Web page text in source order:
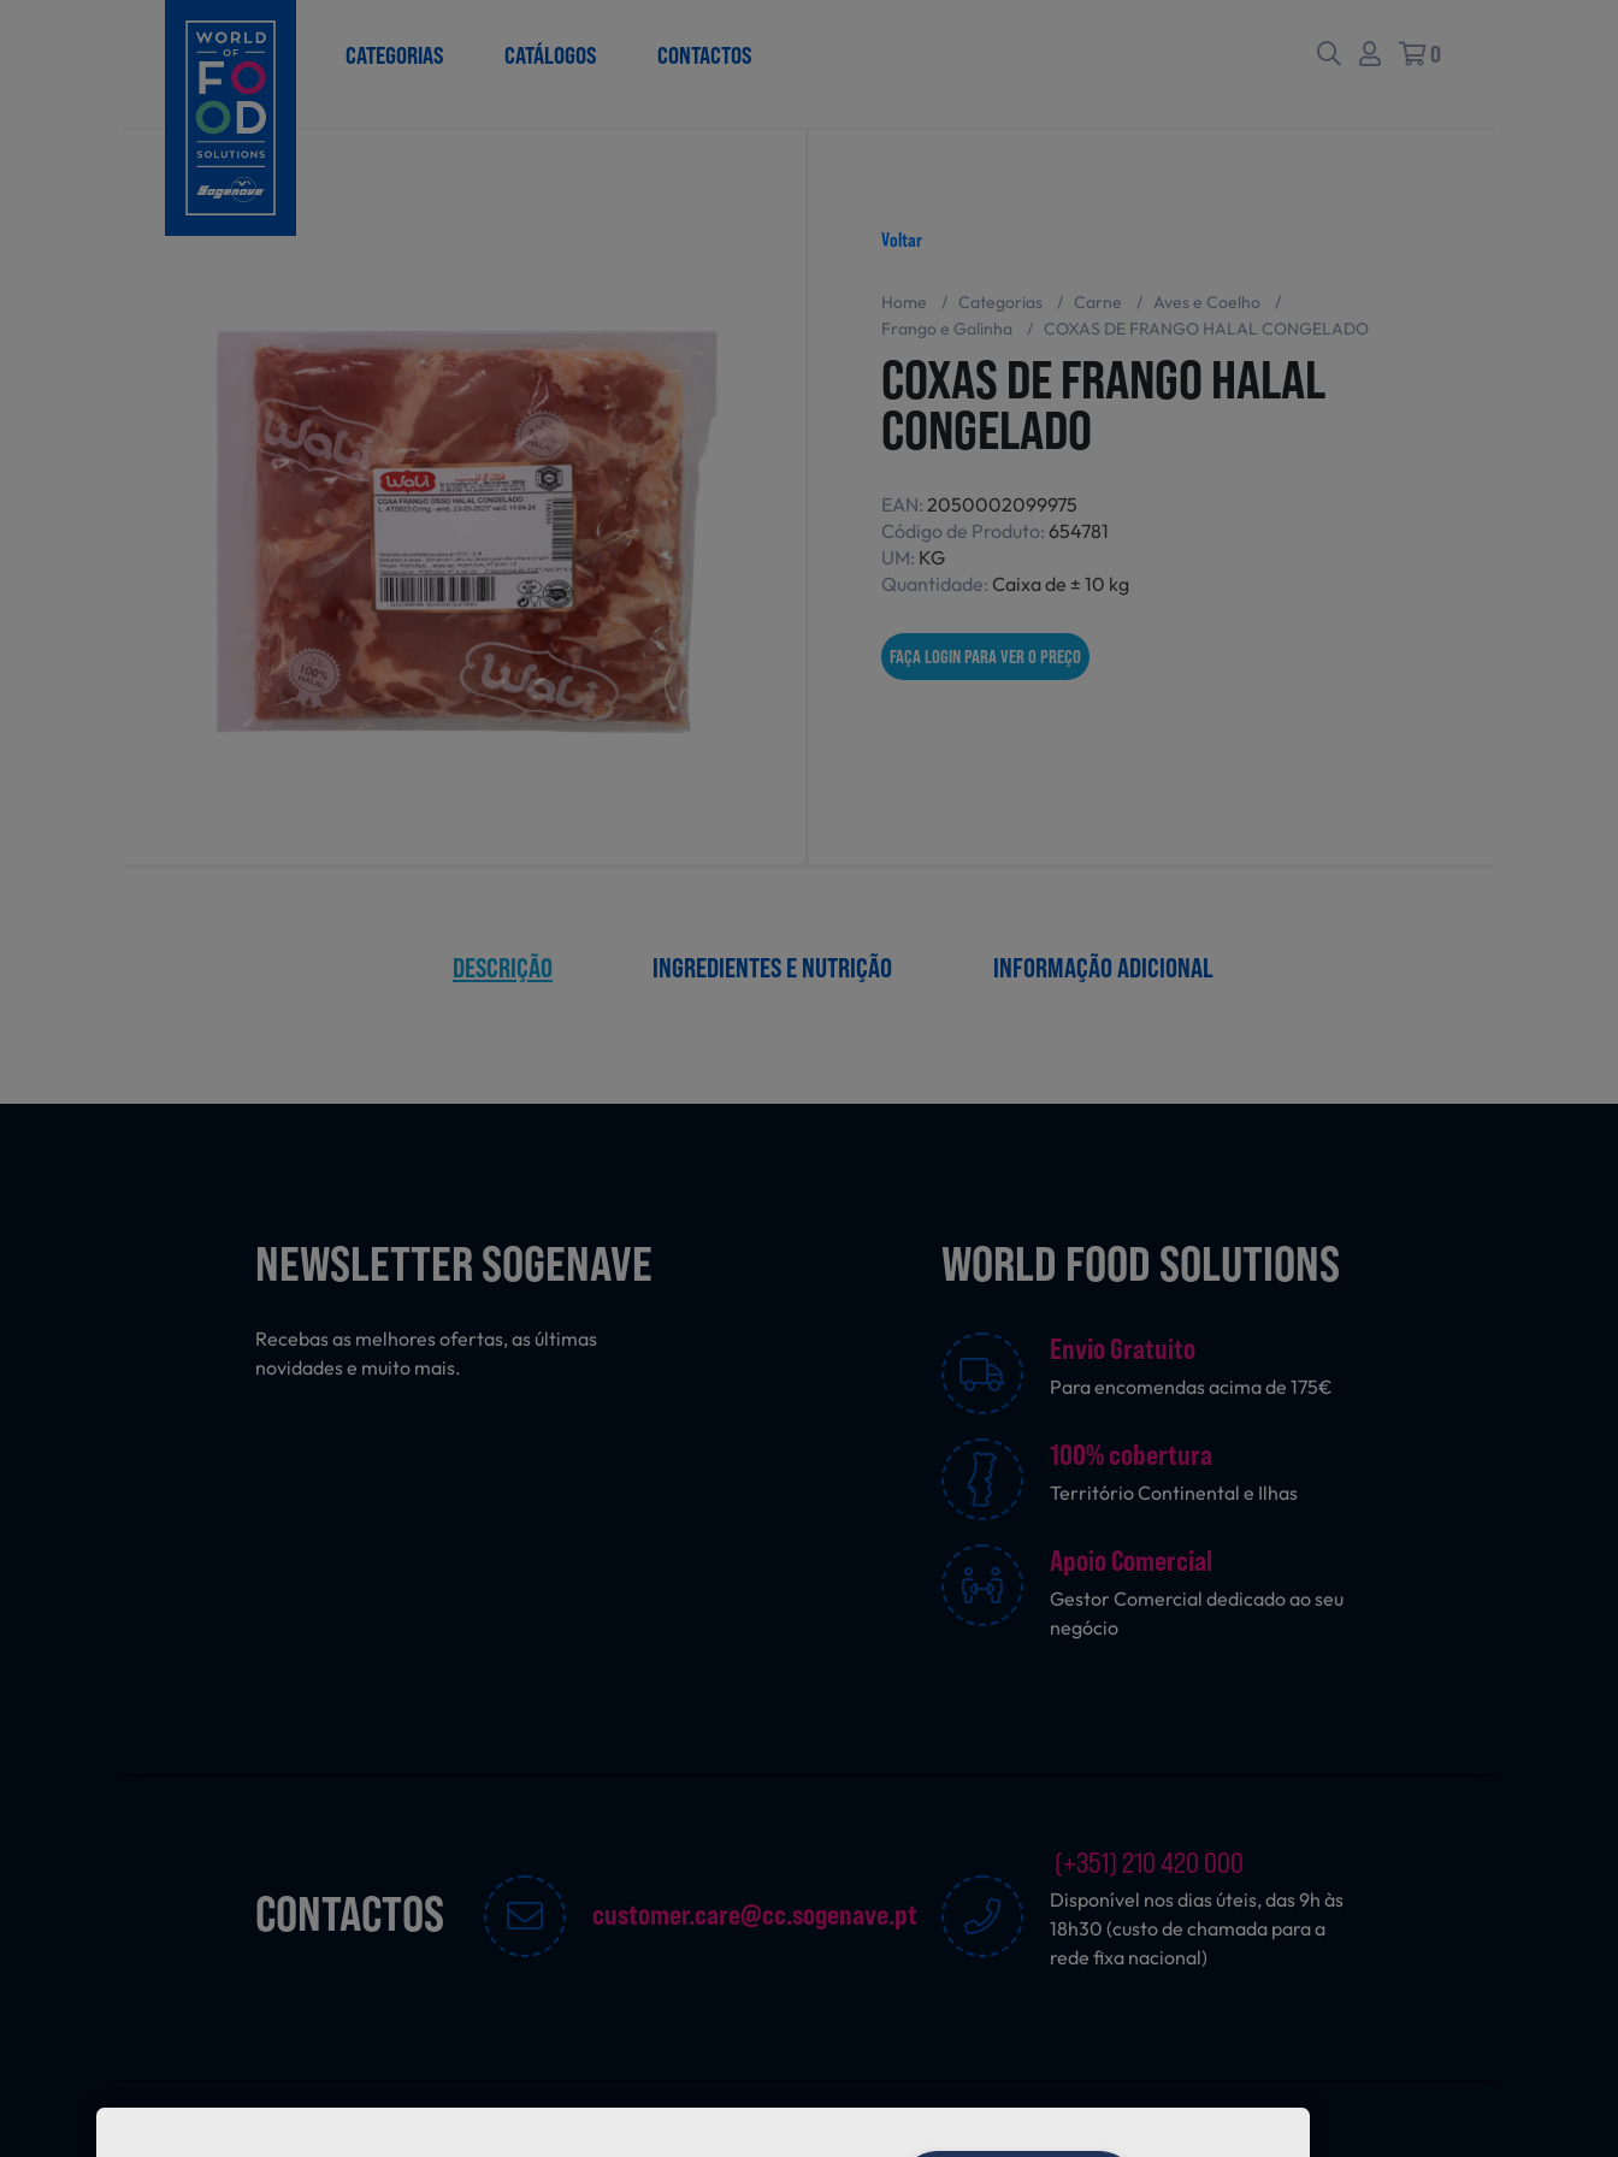
CATEGORIAS CATÁLOGOS CONTACTOS 0
Voltar
Home / Categorias / Carne / Aves e Coelho
/
Frango e Galinha
/ COXAS DE FRANGO HALAL CONGELADO
COXAS DE FRANGO HALAL
CONGELADO
EAN: 2050002099975
Código de Produto: 654781
UM: KG
Quantidade: Caixa de ± 10 kg
FAÇA LOGIN PARA VER O PREÇO
DESCRIÇÃO INGREDIENTES E NUTRIÇÃO INFORMAÇÃO ADICIONAL
NEWSLETTER SOGENAVE
Recebas as melhores ofertas, as últimas
novidades e muito mais.
WORLD FOOD SOLUTIONS
Envio Gratuito
Para encomendas acima de 175€
100% cobertura
Território Continental e Ilhas
Apoio Comercial
Gestor Comercial dedicado ao seu
negócio
CONTACTOS customer.care@cc.sogenave.pt
(+351) 210 420 000
Disponível nos dias úteis, das 9h às
18h30 (custo de chamada para a
rede fixa nacional)